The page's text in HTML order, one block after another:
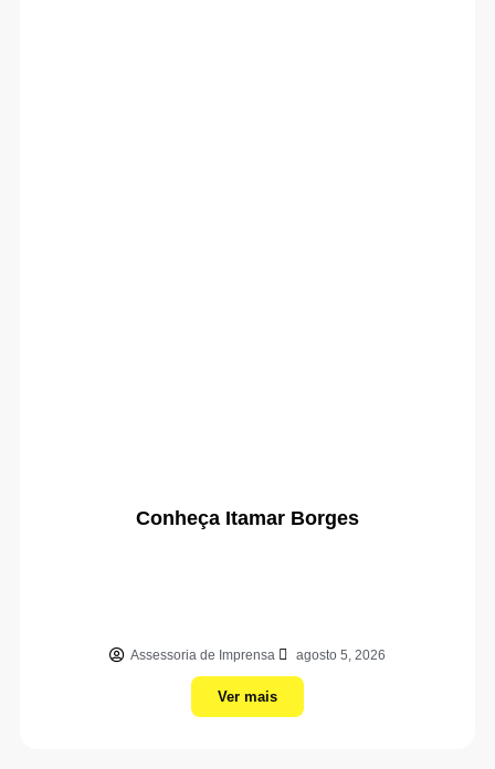
Conheça Itamar Borges
Assessoria de Imprensa agosto 5, 2026
Ver mais